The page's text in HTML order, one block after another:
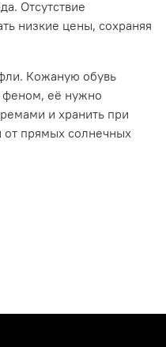
Отсутствие
низкие цены, сохраняя
Кожаную обувь
феном, её нужно
и хранить при
от прямых солнечных